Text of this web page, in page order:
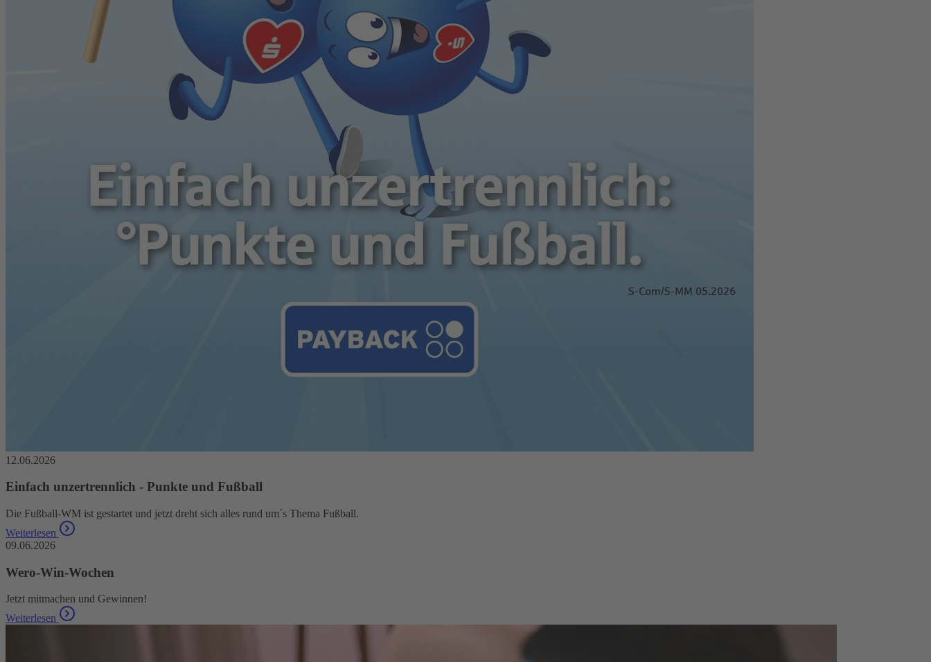
12.06.2026
Einfach unzertrennlich - Punkte und Fußball
Die Fußball-WM ist gestartet und jetzt dreht sich alles rund um´s Thema Fußball.
Weiterlesen
09.06.2026
Wero-Win-Wochen
Jetzt mitmachen und Gewinnen!
Weiterlesen